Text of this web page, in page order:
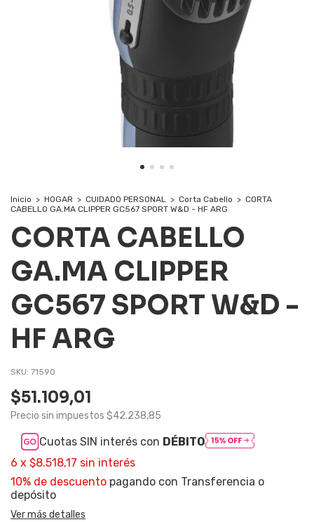
Inicio > HOGAR > CUIDADO PERSONAL > Corta Cabello > CORTA
CABELLO GA.MA CLIPPER GC567 SPORT W&D - HF ARG
CORTA CABELLO
GA.MA CLIPPER
GC567 SPORT W&D -
HF ARG
SKU: 71590
$51.109,01
Precio sin impuestos $42.238,85
Cuotas SIN interés con DÉBITO
6 x $8.518,17 sin interés
10% de descuento pagando con Transferencia o
depósito
Ver más detalles